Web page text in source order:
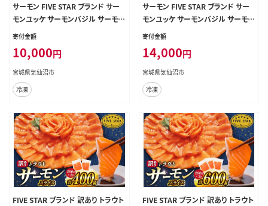
サーモン FIVE STAR ブランド サー
モンユッケ サーモンバジル サーモン
漬け 3種 セット 計6パック [カネダイ
介類 サーモン サーモントラウト 鮭
さけ サーモン ユッケ バジル 漬け さ
け サケ トラウト 海鮮 丼 海鮮丼 個
包装 小分け 冷凍
寄付金額
10,000円
宮城県気仙沼市
冷凍
サーモン FIVE STAR ブランド サー
モンユッケ サーモンバジル サーモン
漬け 3種 セット 計9パック [カネダイ
介類 サーモン サーモントラウト 鮭
さけ サーモン ユッケ バジル 漬け さ
け サケ トラウト 海鮮 丼 海鮮丼 個
包装 小分け 冷凍
寄付金額
14,000円
宮城県気仙沼市
冷凍
FIVE STAR ブランド 訳あり トラウト
FIVE STAR ブランド 訳あり トラウト